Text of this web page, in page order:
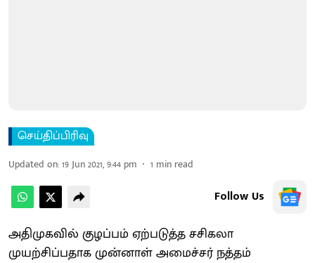
செய்திப்பிரிவு
Updated on:19 Jun 2021, 9:44 pm 1 min read
Follow Us
அதிமுகவில் குழப்பம் ஏற்படுத்த சசிகலா
முயற்சிப்பதாக முன்னாள் அமைச்சர் நத்தம்